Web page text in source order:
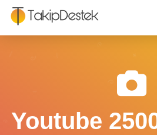
Youtube